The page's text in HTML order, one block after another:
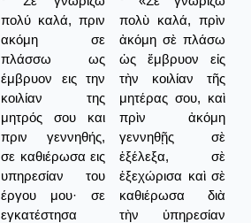
πολύ καλά, πριν
ακόμη σε
πλάσσω ως
έμβρυον εις την
κοιλίαν της
μητρός σου και
πριν γεννηθής,
σε καθιέρωσα εις
υπηρεσίαν του
έργου μου· σε
εγκατέστησα
πολὺ καλά, πρὶν
ἀκόμη σὲ πλάσω
ὡς ἔμβρυον εἰς
τὴν κοιλίαν τῆς
μητέρας σου, καὶ
πρὶν ἀκόμη
γεννηθῇς σὲ
ἐξέλεξα, σὲ
ἐξεχώρισα καὶ σὲ
καθιέρωσα διὰ
τὴν ὑπηρεσίαν